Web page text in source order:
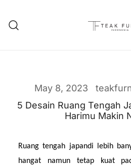
May 8, 2023
5 Desain Ruang Tengah
Harimu Makin
Ruang tengah japandi lebih
hangat namun tetap kuat